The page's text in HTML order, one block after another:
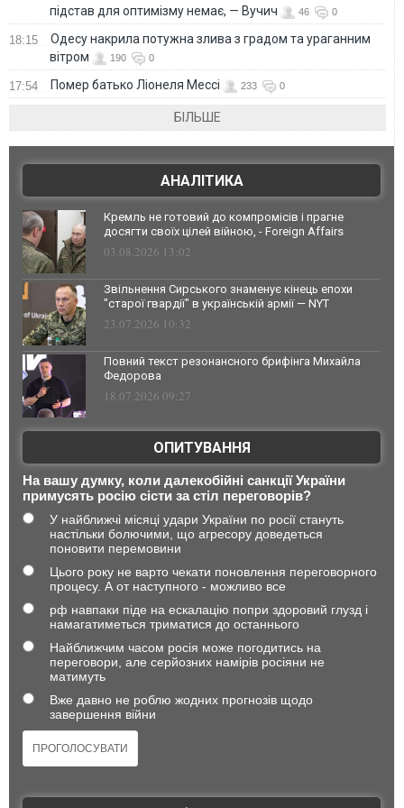
підстав для оптимізму немає, — Вучич 46 0
18:15
Одесу накрила потужна злива з градом та ураганним
вітром
190 0
17:54 Помер батько Ліонеля Мессі 233 0
БІЛЬШЕ
АНАЛІТИКА
Кремль не готовий до компромісів і прагне
досягти своїх цілей війною, - Foreign Affairs
03.08.2026 13:02
Звільнення Сирського знаменує кінець епохи
"старої гвардії" в українській армії — NYT
23.07.2026 10:32
Повний текст резонансного брифінга Михайла
Федорова
18.07.2026 09:27
ОПИТУВАННЯ
На вашу думку, коли далекобійні санкції України
примусять росію сісти за стіл переговорів?
У найближчі місяці удари України по росії стануть
настільки болючими, що агресору доведеться
поновити перемовини
Цього року не варто чекати поновлення переговорного
процесу. А от наступного - можливо все
рф навпаки піде на ескалацію попри здоровий глузд і
намагатиметься триматися до останнього
Найближчим часом росія може погодитись на
переговори, але серйозних намірів росіяни не
матимуть
Вже давно не роблю жодних прогнозів щодо
завершення війни